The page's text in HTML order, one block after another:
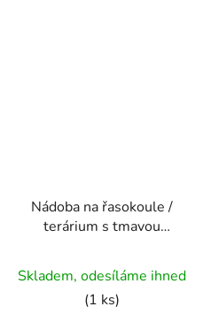
Nádoba na řasokoule /
terárium s tmavou
střední - 16 x 18 cm
Skladem, odesíláme ihned
(1 ks)